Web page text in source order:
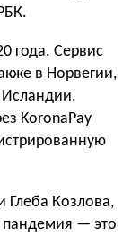
года. Сервис
в Норвегии,
KoronaPay
Глеба Козлова,
пандемия — это